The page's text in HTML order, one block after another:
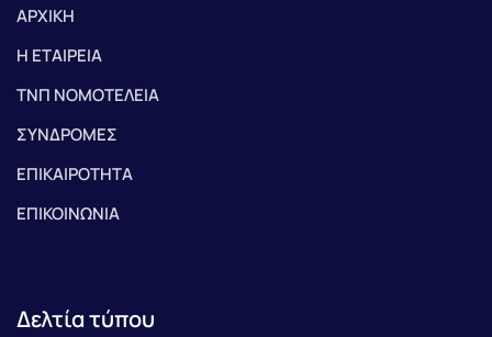
ΑΡΧΙΚΗ
Η ΕΤΑΙΡΕΙΑ
ΤΝΠ ΝΟΜΟΤΕΛΕΙΑ
ΣΥΝΔΡΟΜΕΣ
ΕΠΙΚΑΙΡΟΤΗΤΑ
ΕΠΙΚΟΙΝΩΝΙΑ
Δελτία τύπου